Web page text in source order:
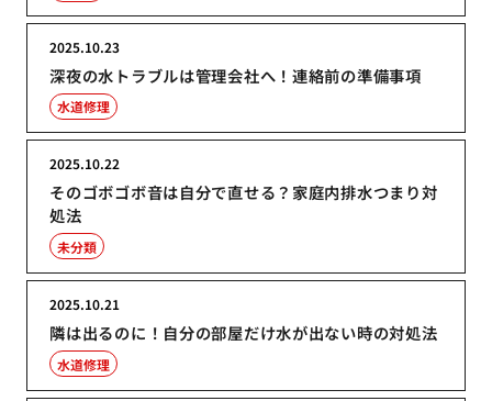
深夜の水トラブルは管理会社へ！連絡前の準備事項
2025.10.23
水道修理
そのゴボゴボ音は自分で直せる？家庭内排水つまり対
処法
2025.10.22
未分類
隣は出るのに！自分の部屋だけ水が出ない時の対処法
2025.10.21
水道修理